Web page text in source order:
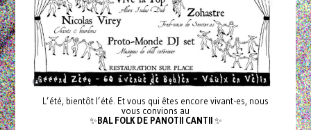
L’été, bientôt l’été. Et vous qui êtes encore vivant-es, nous
vous convions au
✨BAL FOLK DE PANOTII CANTII✨